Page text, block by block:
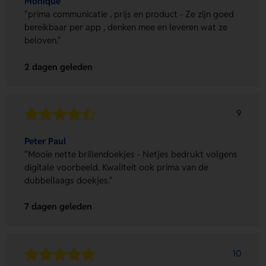
"prima communicatie , prijs en product - Ze zijn goed
bereikbaar per app , denken mee en leveren wat ze
beloven."
2 dagen geleden
9
Peter Paul
"Mooie nette brillendoekjes - Netjes bedrukt volgens
digitale voorbeeld. Kwaliteit ook prima van de
dubbellaags doekjes."
7 dagen geleden
10